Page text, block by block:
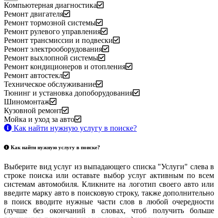
Компьютерная диагностика
Ремонт двигателя
Ремонт тормозной системы
Ремонт рулевого управления
Ремонт трансмиссии и подвески
Ремонт электрооборудования
Ремонт выхлопной системы
Ремонт кондиционеров и отопления
Ремонт автостекл
Техническое обслуживание
Тюнинг и установка допоборудования
Шиномонтаж
Кузовной ремонт
Мойка и уход за авто
Как найти нужную услугу в поиске?
Как найти нужную услугу в поиске?
Выберите вид услуг из выпадающего списка "Услуги" слева в
строке поиска или оставьте выбор услуг активным по всем
системам автомобиля. Кликните на логотип своего авто или
введите марку авто в поисковую строку, также дополнительно
в поиск вводите нужные части слов в любой очередности
(лучше без окончаний в словах, чтоб получить больше